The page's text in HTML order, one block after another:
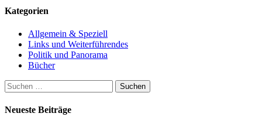
Kategorien
Allgemein & Speziell
Links und Weiterführendes
Politik und Panorama
Bücher
Suchen
nach:
Neueste Beiträge